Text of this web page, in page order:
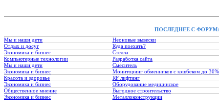
ПОСЛЕДНЕЕ С
Мы и наши дети
Неоновые вывески
Отдых и досуг
Куда поехать?
Экономика и бизнес
Стелла
Компьютерные технологии
Разработка сайта
Мы и наши дети
Смеситель
Экономика и бизнес
Мониторинг обменников с кэшбеком до 30%
Красота и здоровье
RF лифтинг
Экономика и бизнес
Оборудование медицинское
Общественное мнение
Выгодное строительство
Экономика и бизнес
Металлоконструкции